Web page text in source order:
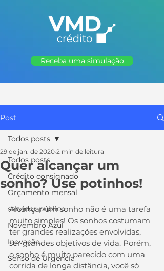
Receba uma simulação
Post
Todos posts
Crédito consignado
Orçamento mensal
servidor público
Novembro Azul
Inovação
Senso de Urgencia
Todos posts
Quer alcançar um
sonho? Use potinhos!
29 de jan. de 2020 2 min de leitura
Alcançar um sonho não é uma tarefa
muito simples! Os sonhos costumam
ter grandes realizações envolvidas,
ser grandes objetivos de vida. Porém,
o sonho é muito parecido com uma
corrida de longa distância, você só